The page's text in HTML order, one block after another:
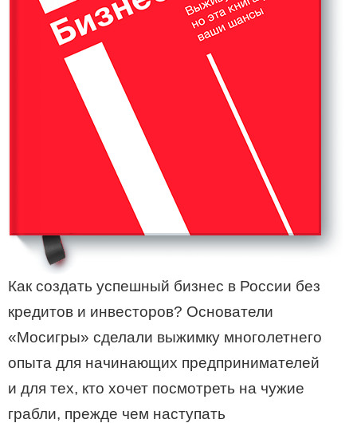
Как создать успешный бизнес в России без
кредитов и инвесторов? Основатели
«Мосигры» сделали выжимку многолетнего
опыта для начинающих предпринимателей
и для тех, кто хочет посмотреть на чужие
грабли, прежде чем наступать